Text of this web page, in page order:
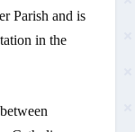
Parish and is
in the